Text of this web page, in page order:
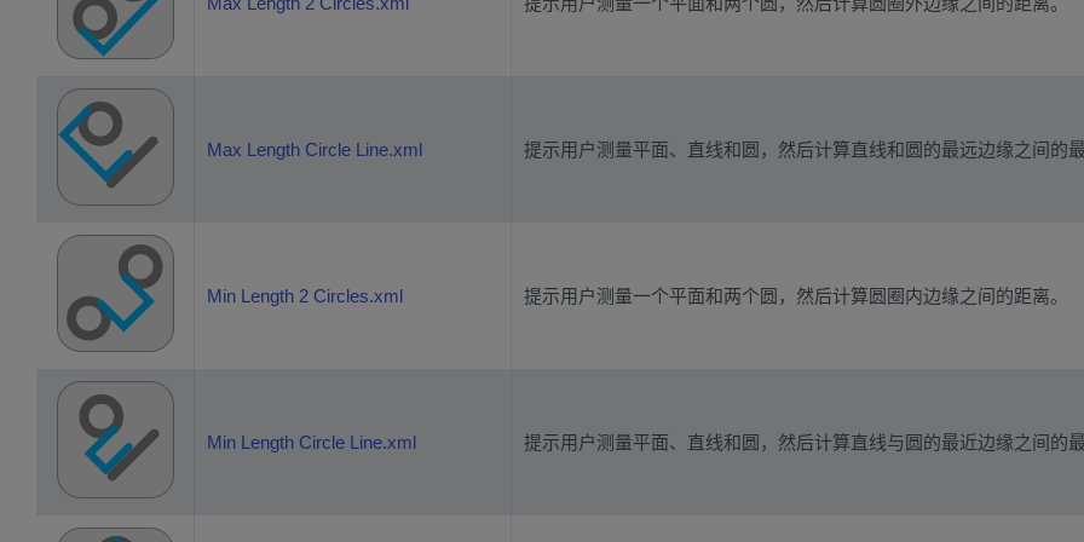
Max Length Circle Line.xml 提示用户测量平面、直线和圆，然后计算直线和圆的最远边缘之间的最
Min Length 2 Circles.xml 提示用户测量一个平面和两个圆，然后计算圆圈内边缘之间的距离。
Min Length Circle Line.xml 提示用户测量平面、直线和圆，然后计算直线与圆的最近边缘之间的最